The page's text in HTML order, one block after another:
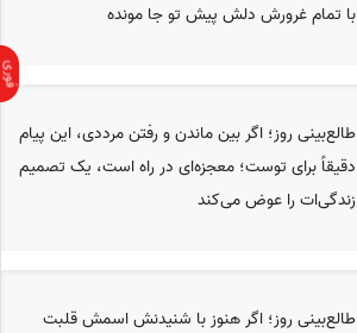
با تمام غرورش دلش پیش تو جا مونده
طالع‌بینی روز؛ اگر بین ماندن و رفتن مرددی، این پیام
دقیقاً برای توست؛ معجزه‌ای در راه است، یک تصمیم
زندگی‌ات را عوض می‌کند
طالع‌بینی روز؛ اگر هنوز با شنیدنش اسمش قلبت